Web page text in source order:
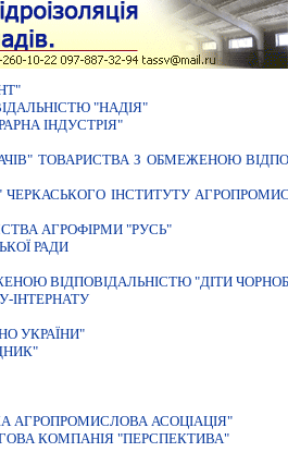
"НАДIЯ"
IНДУСТРIЯ"
ТОВАРИСТВА З ОБМЕЖЕНОЮ
IНСТИТУТУ
АГРОФIРМИ "РУСЬ"
РАДИ
ВIДПОВIДАЛЬНIСТЮ "ДIТИ
IНТЕРНАТУ
УКРАЇНИ"
АГРОПРОМИСЛОВА АСОЦIАЦIЯ"
КОМПАНIЯ "ПЕРСПЕКТИВА"